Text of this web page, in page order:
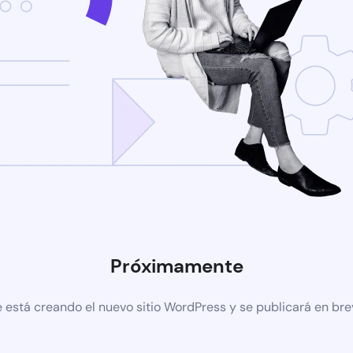
Próximamente
está creando el nuevo sitio WordPress y se publicará en